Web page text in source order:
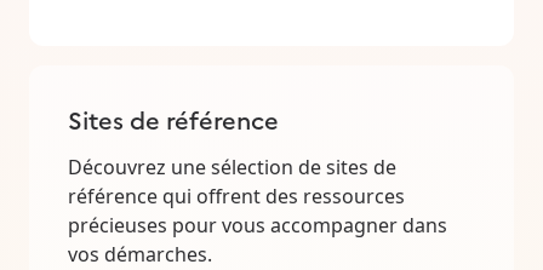
Sites de référence
Découvrez une sélection de sites de
référence qui offrent des ressources
précieuses pour vous accompagner dans
vos démarches.